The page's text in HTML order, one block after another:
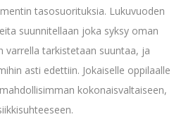
tasosuorituksia. Lukuvuoden
suunnitellaan joka syksy oman
varrella tarkistetaan suuntaa, ja
asti edettiin. Jokaiselle oppilaalle
kokonaisvaltaiseen,